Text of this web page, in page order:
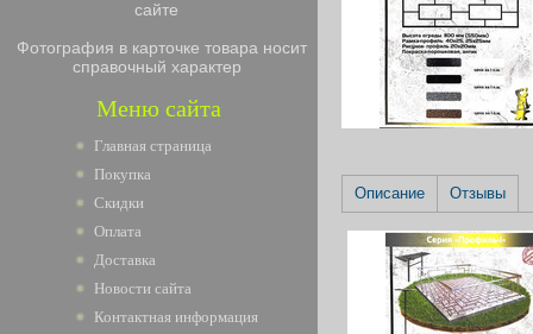
сайте
Фотография в карточке товара носит
справочный характер
Меню сайта
Главная страница
Покупка
Скидки
Оплата
Доставка
Новости сайта
Контактная информация
Описание Отзывы